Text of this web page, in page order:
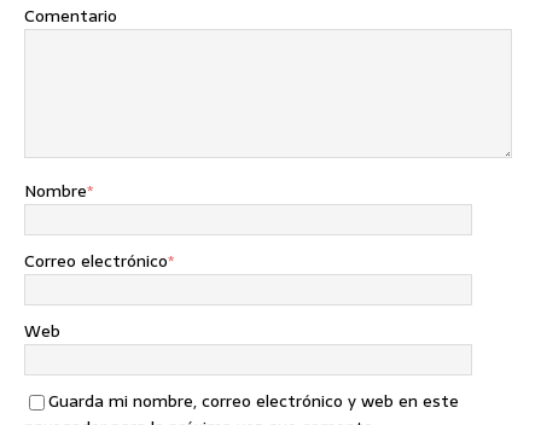
Comentario
Nombre*
Correo electrónico*
Web
Guarda mi nombre, correo electrónico y web en este